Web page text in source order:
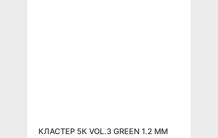
КЛАСТЕР 5К VOL.3 GREEN 1.2 ММ